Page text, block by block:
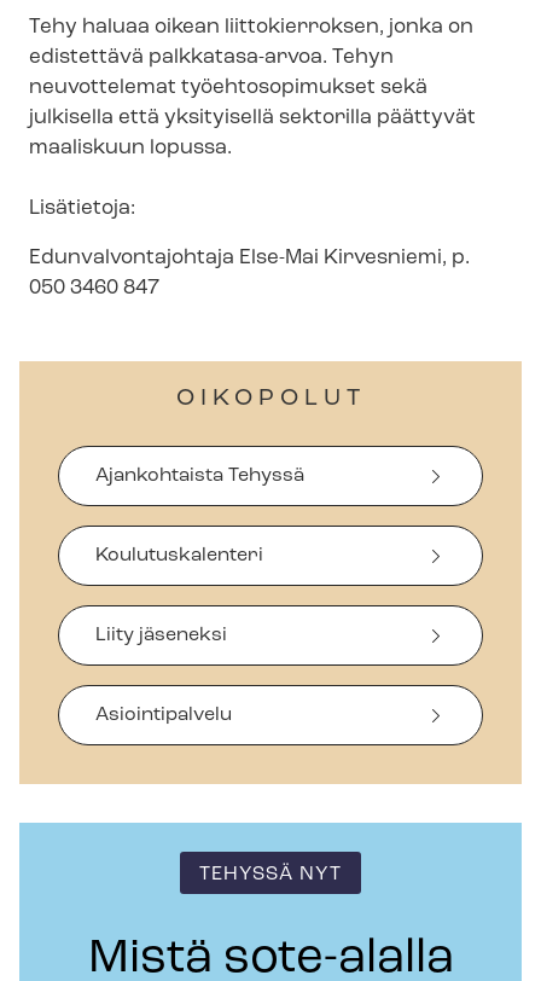
Tehy haluaa oikean liittokierroksen, jonka on
edistettävä palkkatasa-arvoa. Tehyn
neuvottelemat työehtosopimukset sekä
julkisella että yksityisellä sektorilla päättyvät
maaliskuun lopussa.
Lisätietoja:
Edun­val­von­ta­joh­ta­ja Else-Mai Kirvesniemi, p.
050 3460 847
OIKOPOLUT
Ajankohtaista Tehyssä
Koulutuskalenteri
Liity jäseneksi
Asiointipalvelu
TEHYSSÄ NYT
Mistä sote-alalla